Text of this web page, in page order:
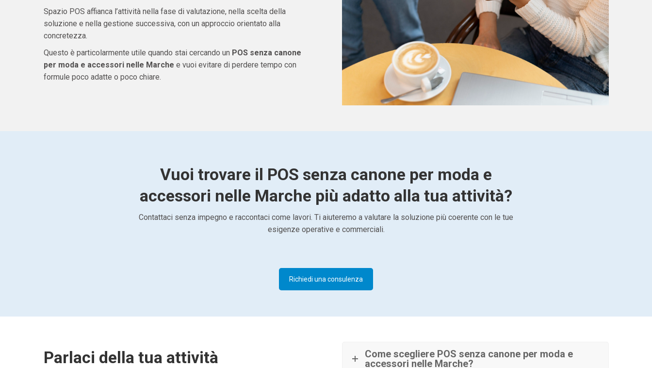
Spazio POS affianca l’attività nella fase di valutazione, nella scelta della
soluzione e nella gestione successiva, con un approccio orientato alla
concretezza.
Questo è particolarmente utile quando stai cercando un POS senza canone
per moda e accessori nelle Marche e vuoi evitare di perdere tempo con
formule poco adatte o poco chiare.
Vuoi trovare il POS senza canone per moda e
accessori nelle Marche più adatto alla tua attività?
Contattaci senza impegno e raccontaci come lavori. Ti aiuteremo a valutare la soluzione più coerente con le tue
esigenze operative e commerciali.
Richiedi una consulenza
Parlaci della tua attività
Come scegliere POS senza canone per moda e
accessori nelle Marche?